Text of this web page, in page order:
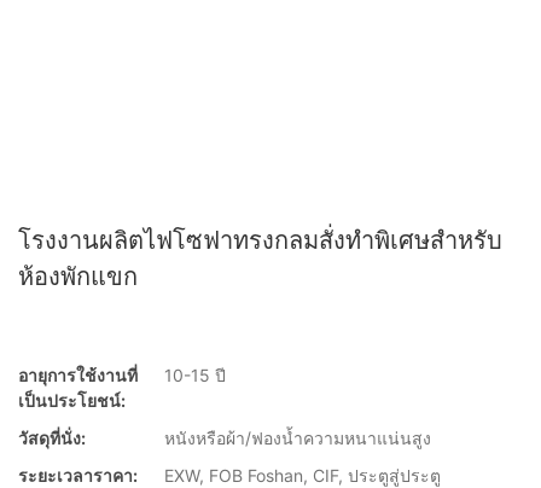
โรงงานผลิตไฟโซฟาทรงกลมสั่งทำพิเศษสำหรับ
ห้องพักแขก
อายุการใช้งานที่
เป็นประโยชน์:
10-15 ปี
วัสดุที่นั่ง:
หนังหรือผ้า/ฟองน้ำความหนาแน่นสูง
ระยะเวลาราคา:
EXW, FOB Foshan, CIF, ประตูสู่ประตู